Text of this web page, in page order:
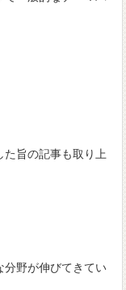
旨の記事も取り上
分野が伸びてきてい